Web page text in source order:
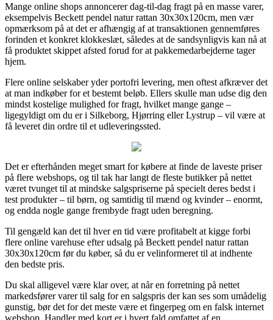
Mange online shops annoncerer dag-til-dag fragt på en masse varer,
eksempelvis Beckett pendel natur rattan 30x30x120cm, men vær
opmærksom på at det er afhængig af at transaktionen gennemføres
forinden et konkret klokkeslæt, således at de sandsynligvis kan nå at
få produktet skippet afsted forud for at pakkemedarbejderne tager
hjem.
Flere online selskaber yder portofri levering, men oftest afkræver det
at man indkøber for et bestemt beløb. Ellers skulle man udse dig den
mindst kostelige mulighed for fragt, hvilket mange gange –
ligegyldigt om du er i Silkeborg, Hjørring eller Lystrup – vil være at
få leveret din ordre til et udleveringssted.
Det er efterhånden meget smart for købere at finde de laveste priser
på flere webshops, og til tak har langt de fleste butikker på nettet
været tvunget til at mindske salgspriserne på specielt deres bedst i
test produkter – til børn, og samtidig til mænd og kvinder – enormt,
og endda nogle gange frembyde fragt uden beregning.
Til gengæld kan det til hver en tid være profitabelt at kigge forbi
flere online varehuse efter udsalg på Beckett pendel natur rattan
30x30x120cm før du køber, så du er velinformeret til at indhente
den bedste pris.
Du skal alligevel være klar over, at når en forretning på nettet
markedsfører varer til salg for en salgspris der kan ses som umådelig
gunstig, bør det for det meste være et fingerpeg om en falsk internet
webshop. Handler med kort er i hvert fald omfattet af en